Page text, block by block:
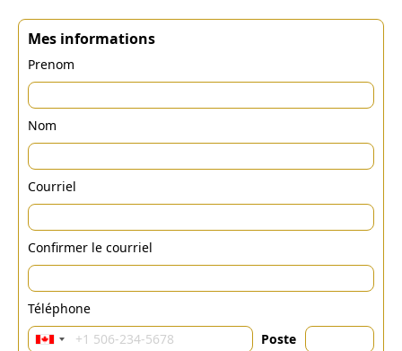
Mes informations
Prenom
Nom
Courriel
Confirmer le courriel
Téléphone
Poste